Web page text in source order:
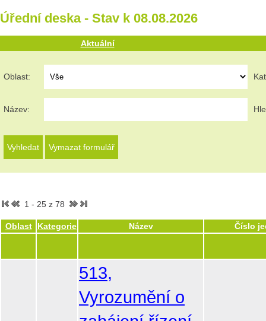
Úřední deska - Stav k 08.08.2026
Aktuální
Oblast:
Název:
1 - 25 z 78
Oblast Kategorie Název Číslo
513,
Vyrozumění o